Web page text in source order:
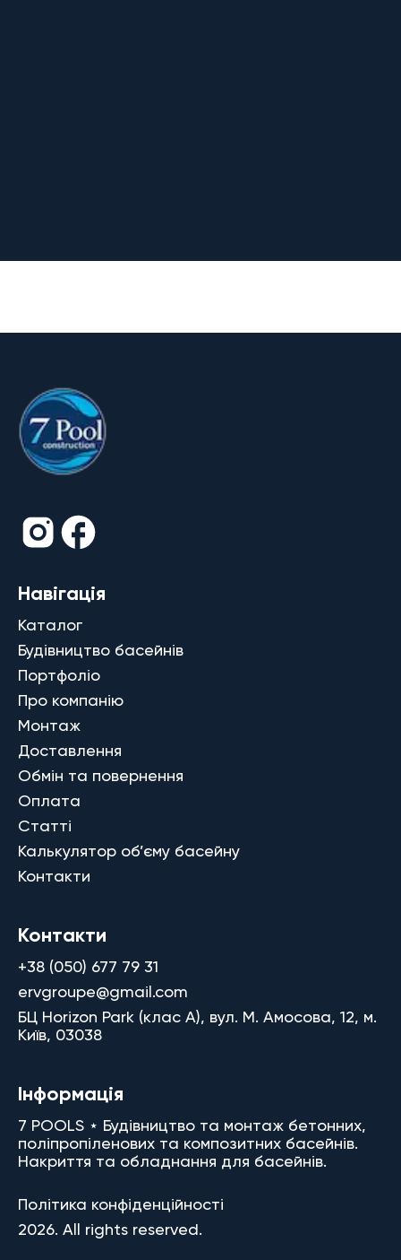
Навігація
Каталог
Будівництво басейнів
Портфоліо
Про компанію
Монтаж
Доставлення
Обмін та повернення
Оплата
Статті
Калькулятор об’єму басейну
Контакти
Контакти
+38 (050) 677 79 31
ervgroupe@gmail.com
БЦ Horizon Park (клас A), вул. М. Амосова, 12, м.
Київ, 03038
Інформація
7 POOLS ⋆ Будівництво та монтаж бетонних,
поліпропіленових та композитних басейнів.
Накриття та обладнання для басейнів.
Політика конфіденційності
2026. All rights reserved.